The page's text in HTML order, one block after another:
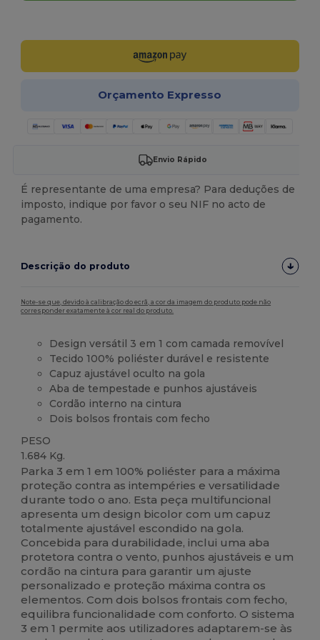
Orçamento Expresso
Envio Rápido
É representante de uma empresa? Para deduções de
imposto, indique por favor o seu NIF no acto de
pagamento.
Descrição do produto
Note-se que, devido à calibração do ecrã, a cor da imagem do produto pode não
corresponder exatamente à cor real do produto.
Design versátil 3 em 1 com camada removível
Tecido 100% poliéster durável e resistente
Capuz ajustável oculto na gola
Aba de tempestade e punhos ajustáveis
Cordão interno na cintura
Dois bolsos frontais com fecho
PESO
1.684 Kg.
Parka 3 em 1 em 100% poliéster para a máxima
proteção contra as intempéries e versatilidade
durante todo o ano. Esta peça multifuncional
apresenta um design bicolor com um capuz
totalmente ajustável escondido na gola.
Concebida para durabilidade, inclui uma aba
protetora contra o vento, punhos ajustáveis e um
cordão na cintura para garantir um ajuste
personalizado e proteção máxima contra os
elementos. Com dois bolsos frontais com fecho,
equilibra funcionalidade com conforto. O sistema
3 em 1 permite aos utilizadores adaptarem-se às